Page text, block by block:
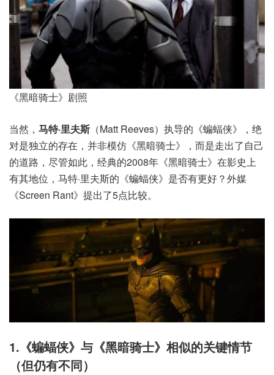
《黑暗骑士》剧照
当然， 马特·里夫斯（Matt Reeves）执导的《蝙蝠侠》，绝
对是独立的存在，并非模仿《黑暗骑士》，而是走出了自己
的道路，尽管如此，经典的2008年《黑暗骑士》在影史上
有其地位，马特·里夫斯的《蝙蝠侠》是否有更好？外媒
《Screen Rant》提出了5点比较。
1.《蝙蝠侠》与《黑暗骑士》相似的关键情节
（但仍有不同）